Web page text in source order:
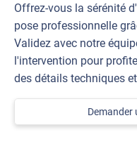
Offrez-vous la sérénité
pose professionnelle
Validez avec notre
l'intervention pour
des détails techniques
Demander